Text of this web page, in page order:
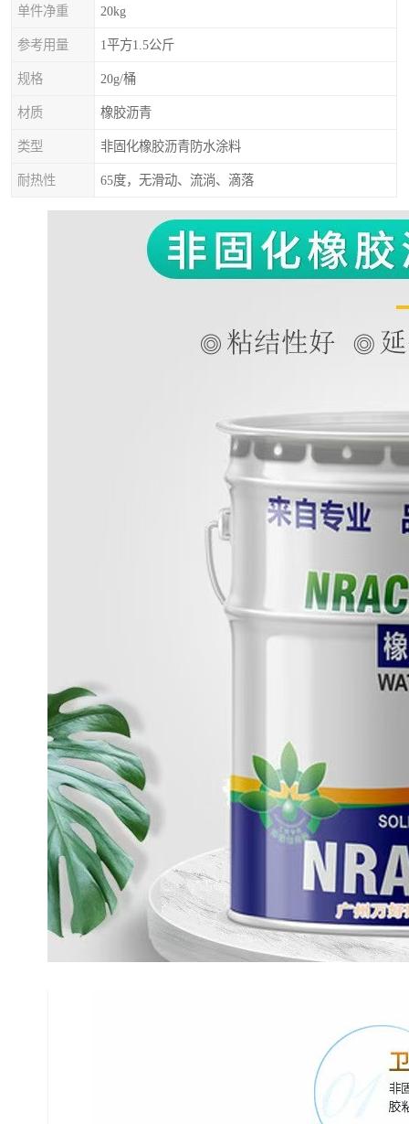
单件净重 20kg
参考用量 1平方1.5公斤
规格 20g/桶
材质 橡胶沥青
类型 非固化橡胶沥青防水涂料
耐热性 65度，无滑动、流淌、滴落